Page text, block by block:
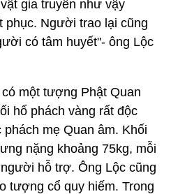
gia truyền như vậy
phục. Người trao lại cũng
có tâm huyết"- ông Lộc
một tượng Phật Quan
hổ phách vàng rất độc
mẹ Quan âm. Khối
nặng khoảng 75kg, mỗi
hỗ trợ. Ông Lộc cũng
tượng cổ quy hiếm. Trong